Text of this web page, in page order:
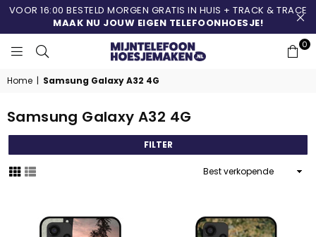
VOOR 16:00 BESTELD MORGEN GRATIS IN HUIS + TRACK & TRACE
MAAK NU JOUW EIGEN TELEFOONHOESJE!
0
Home | Samsung Galaxy A32 4G
Samsung Galaxy A32 4G
FILTER
Sorteer